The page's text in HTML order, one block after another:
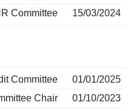
Committee
15/03/2024
Committee
01/01/2025
Chair
01/10/2023